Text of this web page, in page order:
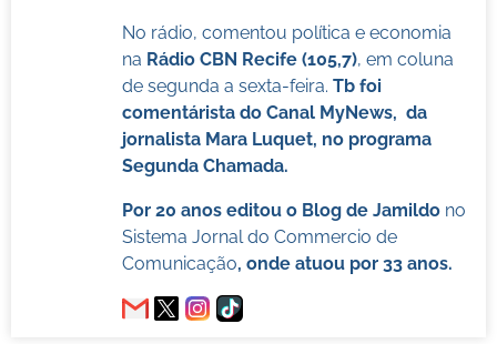
No rádio, comentou política e economia
na Rádio CBN Recife (105,7), em coluna
de segunda a sexta-feira. Tb foi
comentárista do Canal MyNews, da
jornalista Mara Luquet, no programa
Segunda Chamada.
Por 20 anos editou o Blog de Jamildo no
Sistema Jornal do Commercio de
Comunicação, onde atuou por 33 anos.